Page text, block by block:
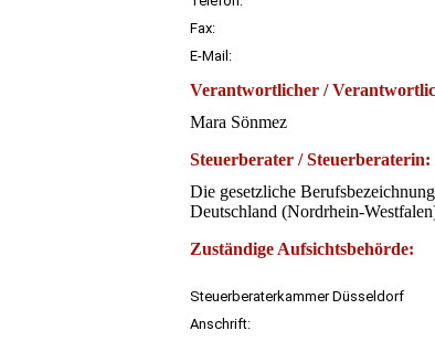
Fax:
E-Mail:
Verantwortlicher /
Mara Sönmez
Steuerberater / Steuerberaterin:
Die gesetzliche Berufsbezeichnung
Deutschland (Nordrhein-
Zuständige Aufsichtsbehörde:
Steuerberaterkammer Düsseldorf
Anschrift: